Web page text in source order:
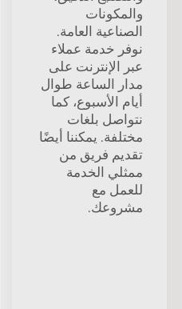
والمكونات
الصناعية العامة.
نوفر خدمة عملاء
عبر الإنترنت على
مدار الساعة طوال
أيام الأسبوع، كما
نتواصل بلغات
مختلفة. يمكننا أيضًا
تقديم فريق من
ممثلي الخدمة
للعمل مع
مشروعك.